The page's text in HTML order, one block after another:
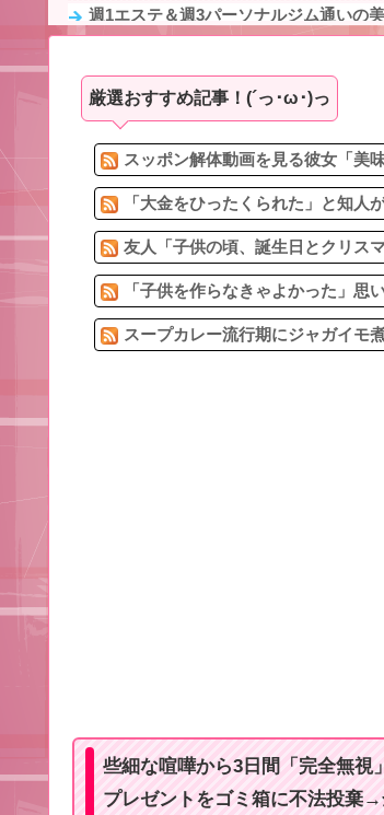
週1エステ＆週3パーソナルジム通いの
【最悪】イギリス人と結婚した兄「産
【悲報】ワイ引っ越しでヤバいものも
3/4嫁の妊娠中に女の子達とメッセをし
友人「子供の頃、誕生日とクリスマス
厳選おすすめ記事！(´っ･ω･)っ
スッポン解体動画を見る彼女「
「大金をひったくられた」と知
友人「子供の頃、誕生日とクリス
「子供を作らなきゃよかった」
スープカレー流行期にジャガイモ
些細な喧嘩から3日間「完全無視
プレゼントをゴミ箱に不法投棄